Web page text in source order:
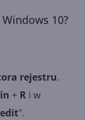
10?
rejestru.
+ R i w
".